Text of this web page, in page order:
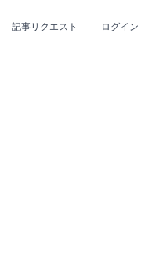
記事リクエスト ログイン